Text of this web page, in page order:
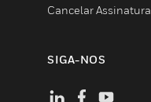
Cancelar Assinatura
SIGA-NOS